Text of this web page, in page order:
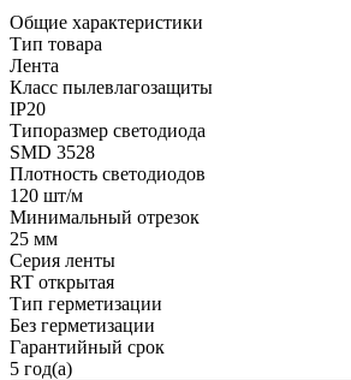
Общие характеристики
Тип товара
Лента
Класс пылевлагозащиты
IP20
Типоразмер светодиода
SMD 3528
Плотность светодиодов
120 шт/м
Минимальный отрезок
25 мм
Серия ленты
RT открытая
Тип герметизации
Без герметизации
Гарантийный срок
5 год(а)